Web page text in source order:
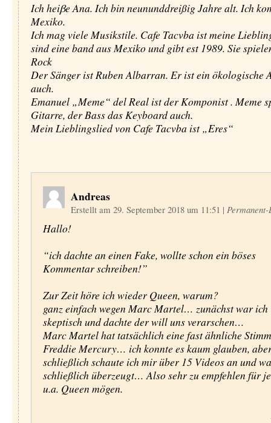
Ich heiβe Ana. Ich bin neununddreißig Jahre alt. Ich
Mexiko.
Ich mag viele Musikstile. Cafe Tacvba ist meine
sind eine band aus Mexiko und gibt est 1989. Sie
Rock
Der Sänger ist Ruben Albarran. Er ist ein ökologische
auch.
Emanuel „Meme“ del Real ist der Komponist . Meme
Gitarre, der Bass das Keyboard auch.
Mein Lieblingslied von Cafe Tacvba ist „Eres“
Andreas
Erstellt am 29. September 2018 um 11:51 |
Hallo!
“ich dachte an einen Fake, wollte schon ein böses
Kommentar schreiben!”
Zur Zeit höre ich wieder Queen, warum?
ganz einfach wegen Marc Martel… zunächst war ich
skeptisch und dachte der will uns verarschen…
Marc Martel hat tatsächlich eine fast ähnliche
Freddie Mercury… ich konnte es kaum glauben,
schließlich schaute ich mir über 15 Videos an und
schließlich überzeugt… Also sehr zu empfehlen für
u.a. Queen mögen.